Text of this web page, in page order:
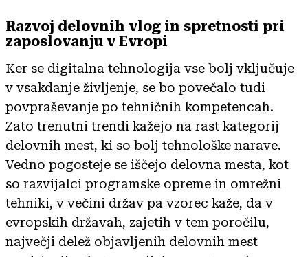
Razvoj delovnih vlog in spretnosti pri
zaposlovanju v Evropi
Ker se digitalna tehnologija vse bolj vključuje
v vsakdanje življenje, se bo povečalo tudi
povpraševanje po tehničnih kompetencah.
Zato trenutni trendi kažejo na rast kategorij
delovnih mest, ki so bolj tehnološke narave.
Vedno pogosteje se iščejo delovna mesta, kot
so razvijalci programske opreme in omrežni
tehniki, v večini držav pa vzorec kaže, da v
evropskih državah, zajetih v tem poročilu,
največji delež objavljenih delovnih mest